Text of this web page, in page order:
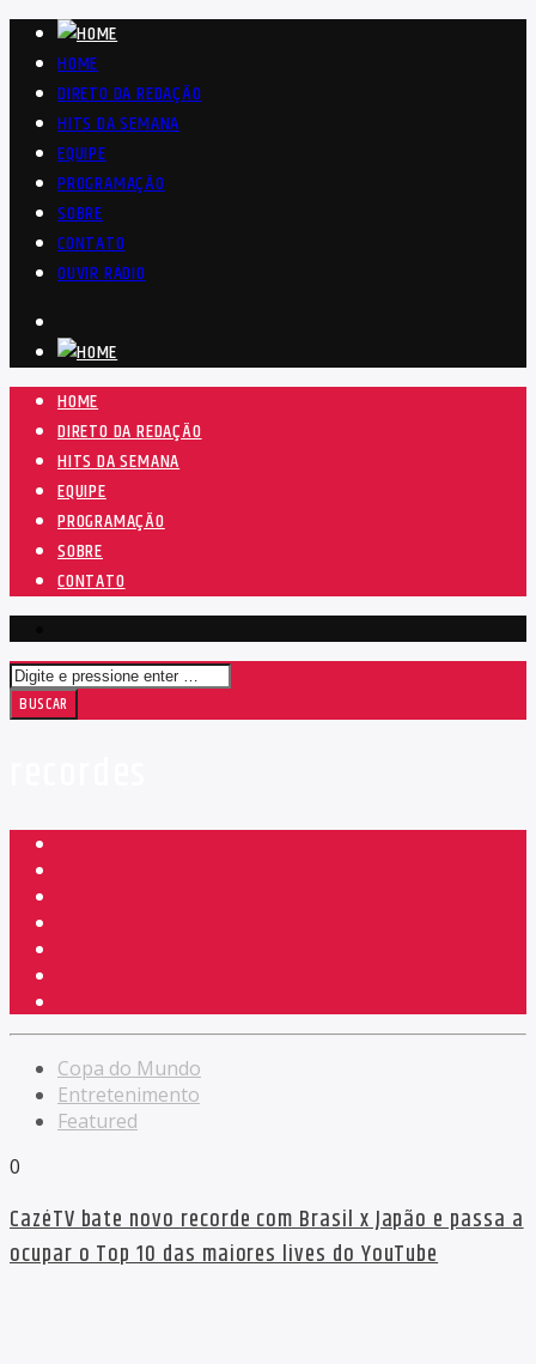
HOME
DIRETO DA REDAÇÃO
HITS DA SEMANA
EQUIPE
PROGRAMAÇÃO
SOBRE
CONTATO
OUVIR RÁDIO
HOME
DIRETO DA REDAÇÃO
HITS DA SEMANA
EQUIPE
PROGRAMAÇÃO
SOBRE
CONTATO
Copa do Mundo
Entretenimento
Featured
0
CazéTV bate novo recorde com Brasil x Japão e passa a
ocupar o Top 10 das maiores lives do YouTube